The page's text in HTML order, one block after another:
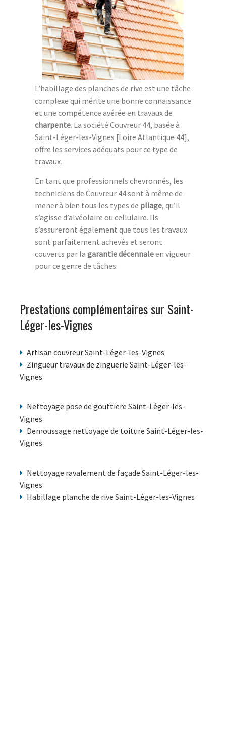
L’habillage des planches de rive est une tâche
complexe qui mérite une bonne connaissance
et une compétence avérée en travaux de
charpente. La société Couvreur 44, basée à
Saint-Léger-les-Vignes [Loire Atlantique 44],
offre les services adéquats pour ce type de
travaux.
En tant que professionnels chevronnés, les
techniciens de Couvreur 44 sont à même de
mener à bien tous les types de pliage, qu’il
s’agisse d’alvéolaire ou cellulaire. Ils
s’assureront également que tous les travaux
sont parfaitement achevés et seront
couverts par la garantie décennaleen vigueur
pour ce genre de tâches.
Prestations complémentaires sur Saint-
Léger-les-Vignes
Artisan couvreur Saint-Léger-les-Vignes
Zingueur travaux de zinguerie Saint-Léger-les-
Vignes
Nettoyage pose de gouttiere Saint-Léger-les-
Vignes
Demoussage nettoyage de toiture Saint-Léger-les-
Vignes
Nettoyage ravalement de façade Saint-Léger-les-
Vignes
Habillage planche de rive Saint-Léger-les-Vignes